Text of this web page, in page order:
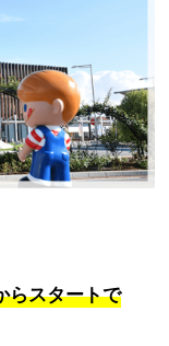
らスタートで